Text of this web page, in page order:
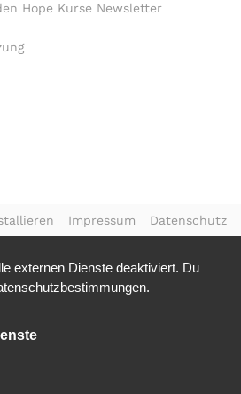
Hope Kurse Newsletter
Impressum Datenschutz
externen Dienste deaktiviert. Du